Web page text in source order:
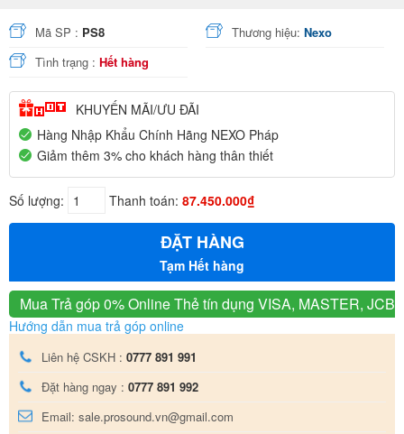
Mã SP : PS8 Thương hiệu:Nexo
Tình trạng : Hết hàng
KHUYẾN MÃI/ƯU ĐÃI
Hàng Nhập Khẩu Chính Hãng NEXO Pháp
Giảm thêm 3% cho khách hàng thân thiết
Số lượng: Thanh toán: 87.450.000₫
ĐẶT HÀNG
Tạm Hết hàng
Mua Trả góp 0% OnlineThẻ tín dụng VISA, MASTER, JCB
Hướng dẫn mua trả góp online
Liên hệ CSKH : 0777 891 991
Đặt hàng ngay : 0777 891 992
Email: sale.prosound.vn@gmail.com